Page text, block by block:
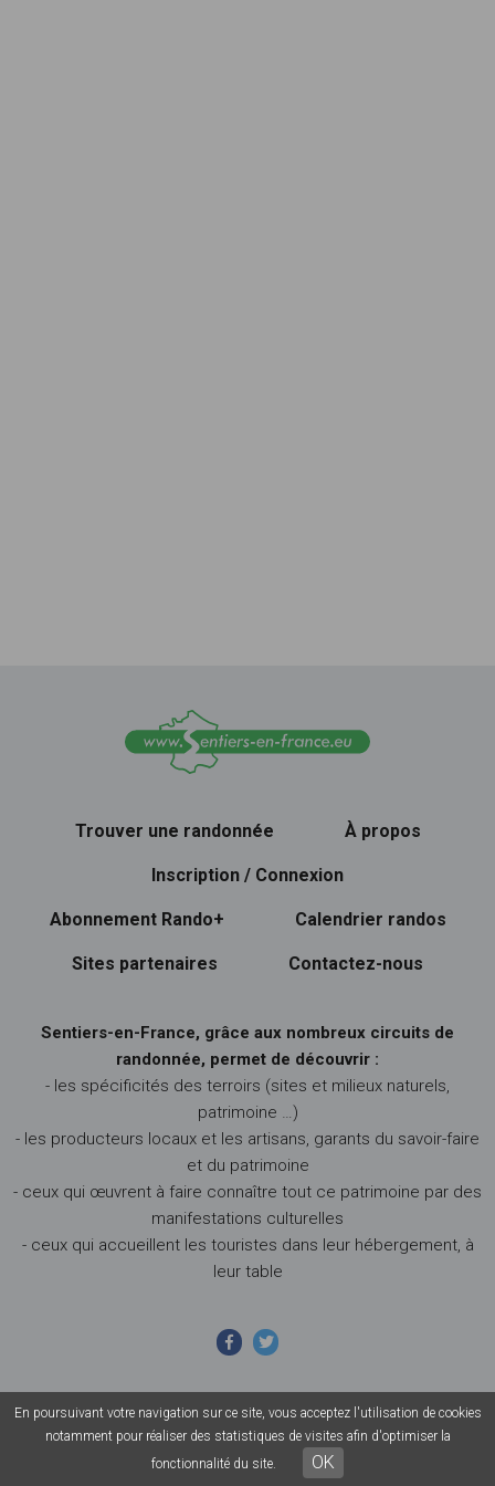
Trouver une randonnée À propos
Inscription / Connexion
Abonnement Rando+ Calendrier randos
Sites partenaires Contactez-nous
Sentiers-en-France, grâce aux nombreux circuits de
randonnée, permet de découvrir :
- les spécificités des terroirs (sites et milieux naturels,
patrimoine …)
- les producteurs locaux et les artisans, garants du savoir-faire
et du patrimoine
- ceux qui œuvrent à faire connaître tout ce patrimoine par des
manifestations culturelles
- ceux qui accueillent les touristes dans leur hébergement, à
leur table
© 2026 Sentiers en France - Tous droits réservés - Photos non
contractuelles -
Mentions légales-CGU
En poursuivant votre navigation sur ce site, vous acceptez l'utilisation de cookies
notamment pour réaliser des statistiques de visites afin d'optimiser la
fonctionnalité du site.
OK